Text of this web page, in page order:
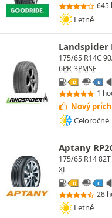
645
Letné
Landspider
175/65 R14C
6PR 3PMSF
D B
1
Nový
Celoročné
Aptany
175/65 R14 82T
XL
D C
28
Letné